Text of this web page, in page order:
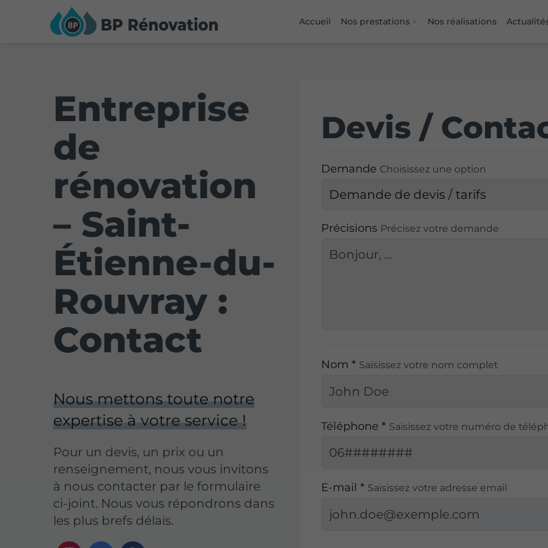
Accueil Nos prestations Nos réalisations
Entreprise
de
rénovation
– Saint-
Étienne-du-
Rouvray :
Contact
Nous mettons toute notre
expertise à votre service !
Pour un devis, un prix ou un
renseignement, nous vous invitons
à nous contacter par le formulaire
ci-joint. Nous vous répondrons dans
les plus brefs délais.
Devis /
Demande Choisissez une option
Précisions Précisez votre demande
Nom * Saisissez votre nom complet
Téléphone * Saisissez votre numéro de
E-mail * Saisissez votre adresse email